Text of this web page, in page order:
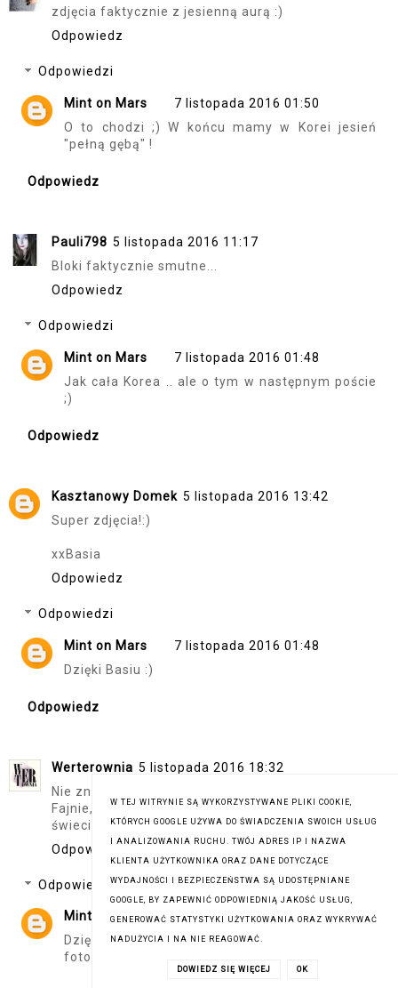
zdjęcia faktycznie z jesienną aurą :)
Odpowiedz
Odpowiedzi
Mint on Mars
7 listopada 2016 01:50
O to chodzi ;) W końcu mamy w Korei jesień
"pełną gębą" !
Odpowiedz
Pauli798 5 listopada 2016 11:17
Bloki faktycznie smutne...
Odpowiedz
Odpowiedzi
Mint on Mars
7 listopada 2016 01:48
Jak cała Korea .. ale o tym w następnym poście
;)
Odpowiedz
Kasztanowy Domek 5 listopada 2016 13:42
Super zdjęcia!:)
xxBasia
Odpowiedz
Odpowiedzi
Mint on Mars
7 listopada 2016 01:48
Dzięki Basiu :)
Odpowiedz
Werterownia 5 listopada 2016 18:32
Nie znam się, ale zdjęcia bardzo mi się podobają :)
Fajnie, że dodałaś króciutkie podpisy. Powodzenia w
świecie fotografii!
Odpowiedz
Odpowiedzi
Mint on Mars
7 listopada 2016 01:44
Dziękuję ! Zapraszam na następną fotkę z
fotografiami pod koniec Listopada ;)
W TEJ WITRYNIE SĄ WYKORZYSTYWANE PLIKI COOKIE,
KTÓRYCH GOOGLE UŻYWA DO ŚWIADCZENIA SWOICH USŁUG
I ANALIZOWANIA RUCHU. TWÓJ ADRES IP I NAZWA
KLIENTA UŻYTKOWNIKA ORAZ DANE DOTYCZĄCE
WYDAJNOŚCI I BEZPIECZEŃSTWA SĄ UDOSTĘPNIANE
GOOGLE, BY ZAPEWNIĆ ODPOWIEDNIĄ JAKOŚĆ USŁUG,
GENEROWAĆ STATYSTYKI UŻYTKOWANIA ORAZ WYKRYWAĆ
NADUŻYCIA I NA NIE REAGOWAĆ.
DOWIEDZ SIĘ WIĘCEJ OK